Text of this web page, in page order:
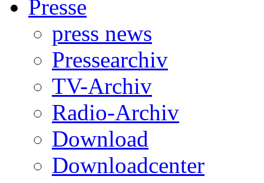
Presse
press news
Pressearchiv
TV-Archiv
Radio-Archiv
Download
Downloadcenter